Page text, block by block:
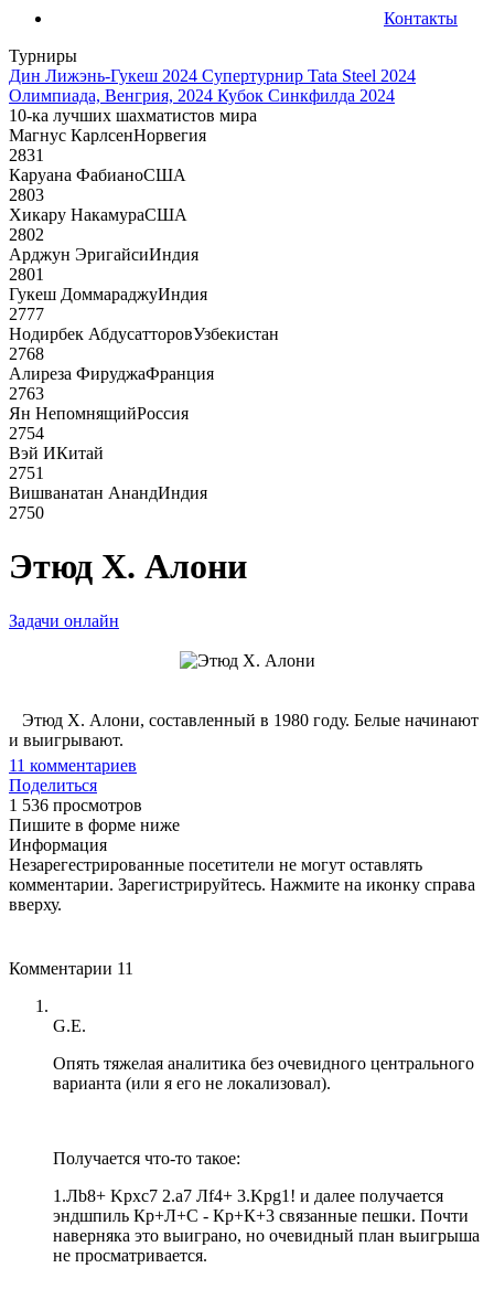
Контакты
Турниры
Дин Лижэнь-Гукеш 2024 Супертурнир Tata Steel 2024
Олимпиада, Венгрия, 2024 Кубок Синкфилда 2024
10-ка лучших шахматистов мира
Магнус КарлсенНорвегия
2831
Каруана ФабианоСША
2803
Хикару НакамураСША
2802
Арджун ЭригайсиИндия
2801
Гукеш ДоммараджуИндия
2777
Нодирбек АбдусатторовУзбекистан
2768
Алиреза ФируджаФранция
2763
Ян НепомнящийРоссия
2754
Вэй ИКитай
2751
Вишванатан АнандИндия
2750
Этюд Х. Алони
Задачи онлайн
Этюд Х. Алони, составленный в 1980 году. Белые начинают
и выигрывают.
11 комментариев
Поделиться
1 536 просмотров
Пишите в форме ниже
Информация
Незарегестрированные посетители не могут оставлять
комментарии. Зарегистрируйтесь. Нажмите на иконку справа
вверху.
Комментарии 11
G.E.
Опять тяжелая аналитика без очевидного центрального
варианта (или я его не локализовал).
Получается что-то такое:
1.Лb8+ Kpxc7 2.a7 Лf4+ 3.Kpg1! и далее получается
эндшпиль Кр+Л+С - Кр+К+3 связанные пешки. Почти
наверняка это выиграно, но очевидный план выигрыша
не просматривается.